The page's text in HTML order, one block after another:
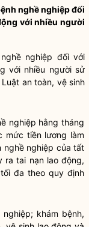
nghề nghiệp đối
với nhiều người
nghiệp đối với
với nhiều người sử
an toàn, vệ sinh
nghiệp hằng tháng
mức tiền lương làm
nghề nghiệp của tất
ra tai nạn lao động,
đa theo quy định
khám bệnh,